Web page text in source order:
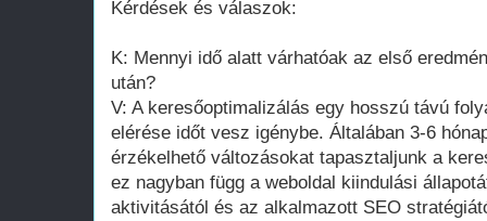
Kérdések és válaszok:
K: Mennyi idő alatt várhatóak az első
után?
V: A keresőoptimalizálás egy hosszú távú
elérése időt vesz igénybe. Általában 3-6
érzékelhető változásokat tapasztaljunk a
ez nagyban függ a weboldal kiindulási
aktivitásától és az alkalmazott SEO